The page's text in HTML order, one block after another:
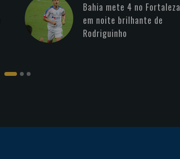
Bahia mete 4 no Fortaleza
em noite brilhante de
Rodriguinho